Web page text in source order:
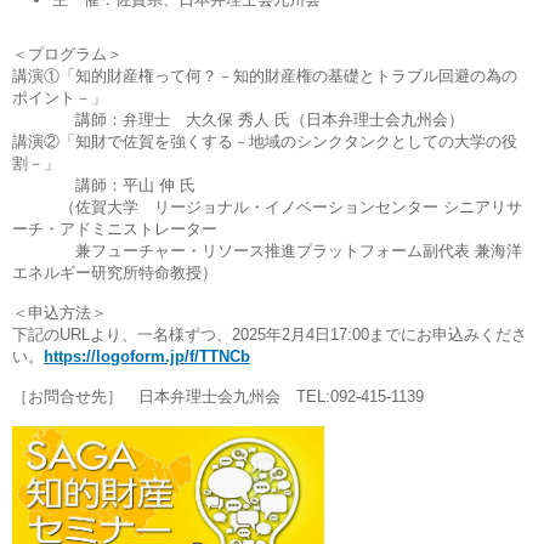
＜プログラム＞
講演①「知的財産権って何？－知的財産権の基礎とトラブル回避の為の
ポイント－」
講師：弁理士 大久保 秀人 氏 （日本弁理士会九州会）
講演②「知財で佐賀を強くする－地域のシンクタンクとしての大学の役
割－」
講師：平山 伸 氏
（佐賀大学 リージョナル・イノベーションセンター シニアリサ
ーチ・アドミニストレーター
兼フューチャー・リソース推進プラットフォーム副代表 兼海洋
エネルギー研究所特命教授）
＜申込方法＞
下記のURLより、一名様ずつ、2025年2月4日17:00までにお申込みくださ
い。
https://logoform.jp/f/TTNCb
［お問合せ先］ 日本弁理士会九州会 TEL:092-415-1139